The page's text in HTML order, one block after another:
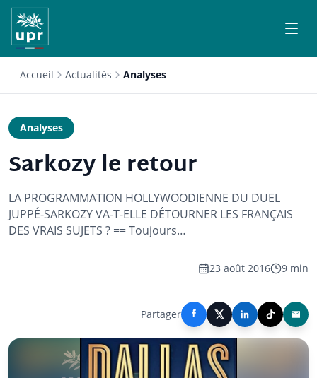
Accueil Actualités Analyses
Analyses
Sarkozy le retour
LA PROGRAMMATION HOLLYWOODIENNE DU DUEL
JUPPÉ-SARKOZY VA-T-ELLE DÉTOURNER LES FRANÇAIS
DES VRAIS SUJETS ? == Toujours…
23 août 2016 9 min
Partager